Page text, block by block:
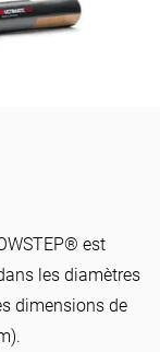
est
les diamètres
dimensions de